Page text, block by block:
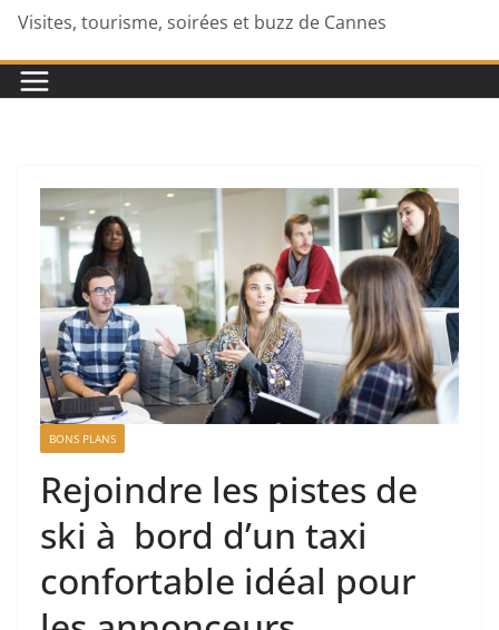
Visites, tourisme, soirées et buzz de Cannes
BONS PLANS
Rejoindre les pistes de
ski à bord d’un taxi
confortable idéal pour